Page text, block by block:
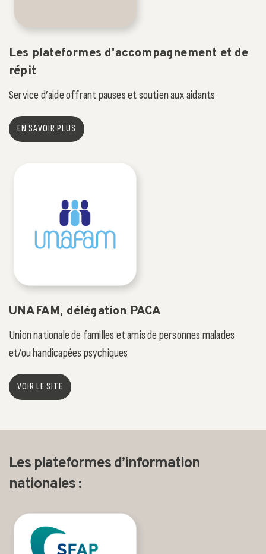
Les plateformes d'accompagnement et de
répit
Service d’aide offrant pauses et soutien aux aidants
EN SAVOIR PLUS
UNAFAM, délégation PACA
Union nationale de familles et amis de personnes malades
et/ou handicapées psychiques
VOIR LE SITE
Les plateformes d’information
nationales :